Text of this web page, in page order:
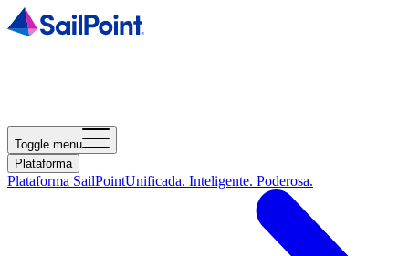
Toggle menu
Plataforma
Plataforma SailPointUnificada. Inteligente. Poderosa.